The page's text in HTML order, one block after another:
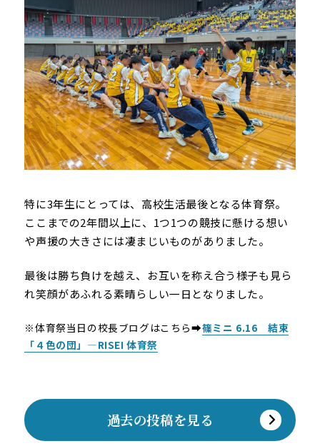
特に3年生にとっては、高校生活最後となる体育祭。
ここまでの2年間以上に、1つ1つの競技に懸ける想い
や声援の大きさには凄まじいものがありました。
最後は勝ち負けを越え、お互いを称え合う様子も見ら
れ笑顔があふれる素晴らしい一日となりました。
※体育祭当日の校長ブログはこちら➡篠ミニ 6.16 結束
「４色の団」―RISEI 体育祭
過去の投稿を見る